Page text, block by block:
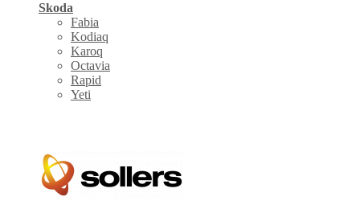
Skoda
Fabia
Kodiaq
Karoq
Octavia
Rapid
Yeti